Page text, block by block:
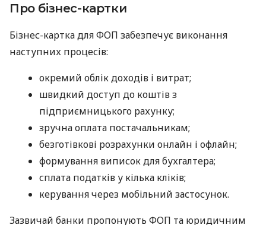
Про бізнес-картки
Бізнес-картка для ФОП забезпечує виконання
наступних процесів:
окремий облік доходів і витрат;
швидкий доступ до коштів з
підприємницького рахунку;
зручна оплата постачальникам;
безготівкові розрахунки онлайн і офлайн;
формування виписок для бухгалтера;
сплата податків у кілька кліків;
керування через мобільний застосунок.
Зазвичай банки пропонують ФОП та юридичним